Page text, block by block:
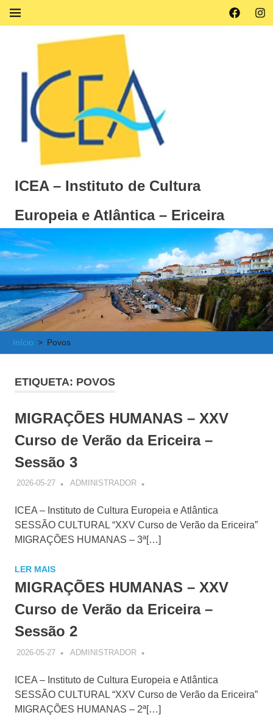
Skip
Facebook
MENU
ICEA – Instituto de Cultura
Europeia e Atlântica – Ericeira
Instituto
de
Cultura
Europeia
e
Atlântica
Início Povos
ETIQUETA: POVOS
MIGRAÇÕES HUMANAS – XXV
Curso de Verão da Ericeira –
Sessão 3
2026-05-27 ADMINISTRADOR
ICEA – Instituto de Cultura Europeia e Atlântica
SESSÃO CULTURAL “XXV Curso de Verão da Ericeira”
MIGRAÇÕES HUMANAS – 3ª[…]
LER MAIS
MIGRAÇÕES HUMANAS – XXV
Curso de Verão da Ericeira –
Sessão 2
2026-05-27 ADMINISTRADOR
ICEA – Instituto de Cultura Europeia e Atlântica
SESSÃO CULTURAL “XXV Curso de Verão da Ericeira”
MIGRAÇÕES HUMANAS – 2ª[…]